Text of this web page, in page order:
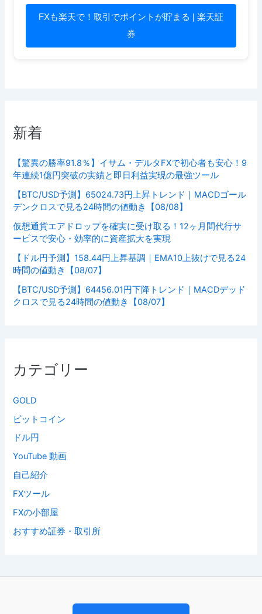
FXも楽天で！取引でポイントが貯まる | 楽天証
券
新着
【驚異の勝率91.8％】イサム・デルタFXで初心者も安心！9
年連続1億円突破の実績と即日利益実現の最強ツール
【BTC/USD予測】65024.73円上昇トレンド｜MACDゴール
デンクロスで見る24時間の値動き【08/08】
仮想通貨エアドロップを確実に受け取る！12ヶ月間代行サ
ービスで安心・効率的に資産拡大を実現
【ドル円予測】158.44円上昇基調｜EMA10上抜けで見る24
時間の値動き【08/07】
【BTC/USD予測】64456.01円下降トレンド｜MACDデッド
クロスで見る24時間の値動き【08/07】
カテゴリー
GOLD
ビットコイン
ドル円
YouTube 動画
自己紹介
FXツール
FXの小部屋
おすすめ証券・取引所